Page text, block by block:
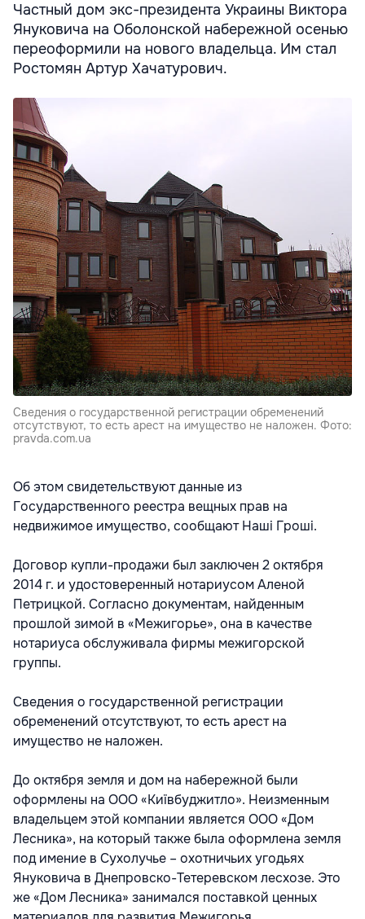
Частный дом экс-президента Украины Виктора
Януковича на Оболонской набережной осенью
переоформили на нового владельца. Им стал
Ростомян Артур Хачатурович.
Сведения о государственной регистрации обременений
отсутствуют, то есть арест на имущество не наложен. Фото:
pravda.com.ua
Об этом свидетельствуют данные из
Государственного реестра вещных прав на
недвижимое имущество, сообщают Наші Гроші.
Договор купли-продажи был заключен 2 октября
2014 г. и удостоверенный нотариусом Аленой
Петрицкой. Согласно документам, найденным
прошлой зимой в «Межигорье», она в качестве
нотариуса обслуживала фирмы межигорской
группы.
Сведения о государственной регистрации
обременений отсутствуют, то есть арест на
имущество не наложен.
До октября земля и дом на набережной были
оформлены на ООО «Київбуджитло». Неизменным
владельцем этой компании является ООО «Дом
Лесника», на который также была оформлена земля
под имение в Сухолучье – охотничьих угодьях
Януковича в Днепровско-Тетеревском лесхозе. Это
же «Дом Лесника» занимался поставкой ценных